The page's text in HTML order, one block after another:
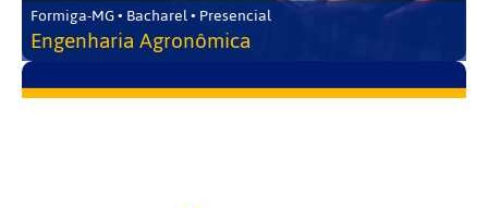
Formiga-MG • Bacharel • Presencial
Engenharia Agronômica